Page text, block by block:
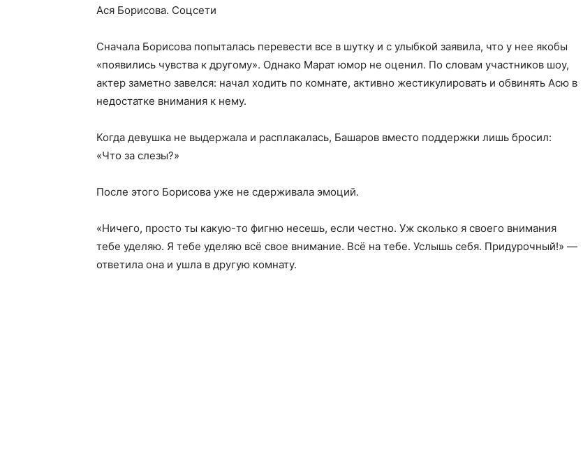
Ася Борисова. Соцсети
Сначала Борисова попыталась перевести все в шутку и с улыбкой заявила, что у нее якобы
«появились чувства к другому». Однако Марат юмор не оценил. По словам участников шоу,
актер заметно завелся: начал ходить по комнате, активно жестикулировать и обвинять Асю в
недостатке внимания к нему.
Когда девушка не выдержала и расплакалась, Башаров вместо поддержки лишь бросил:
«Что за слезы?»
После этого Борисова уже не сдерживала эмоций.
«Ничего, просто ты какую-то фигню несешь, если честно. Уж сколько я своего внимания
тебе уделяю. Я тебе уделяю всё свое внимание. Всё на тебе. Услышь себя. Придурочный!» —
ответила она и ушла в другую комнату.